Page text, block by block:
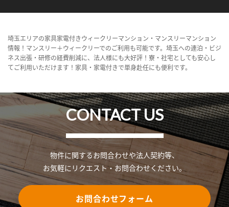
埼玉エリアの家具家電付きウィークリーマンション・マンスリーマンション
情報！マンスリー＋ウィークリーでのご利用も可能です。埼玉への連泊・ビジ
ネス出張・研修の経費削減に、法人様にも大好評！寮・社宅としても安心し
てご利用いただけます！家具・家電付きで単身赴任にも便利です。
CONTACT US
物件に関するお問合わせや法人契約等、
お気軽にリクエスト・お問合わせください。
お問合わせフォーム